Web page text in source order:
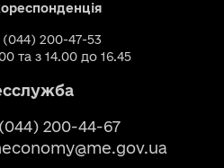
(044) 200-47-53
та з 14.00 до 16.45
200-44-67